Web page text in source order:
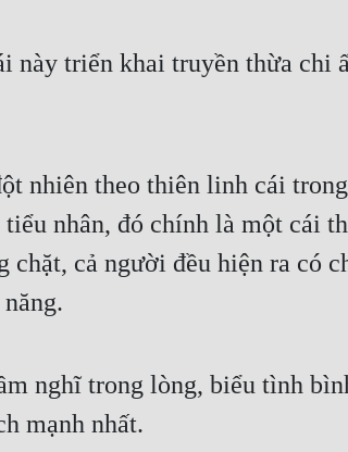
triển khai truyền thừa chi
nhiên theo thiên linh cái
nhân, đó chính là một cái
cả người đều hiện ra có
nghĩ trong lòng, biểu tình
mạnh nhất.